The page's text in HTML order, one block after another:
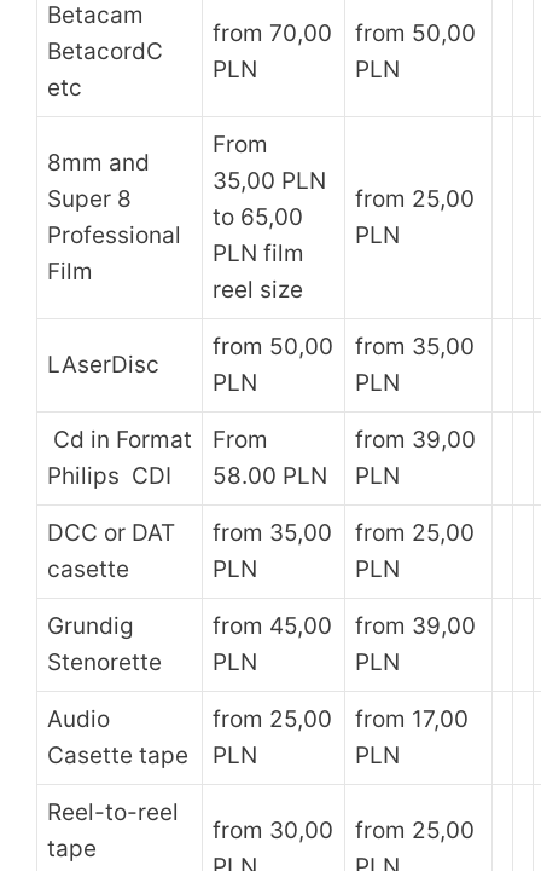
Betacam
BetacordC
etc
from 70,00
PLN
from 50,00
PLN
8mm and
Super 8
Professional
Film
From
35,00 PLN
to 65,00
PLN film
reel size
from 25,00
PLN
LAserDisc
from 50,00
PLN
from 35,00
PLN
Cd in Format
Philips CDI
From
58.00 PLN
from 39,00
PLN
DCC or DAT
casette
from 35,00
PLN
from 25,00
PLN
Grundig
Stenorette
from 45,00
PLN
from 39,00
PLN
Audio
Casette tape
from 25,00
PLN
from 17,00
PLN
Reel-to-reel
tape
from 30,00
from 25,00